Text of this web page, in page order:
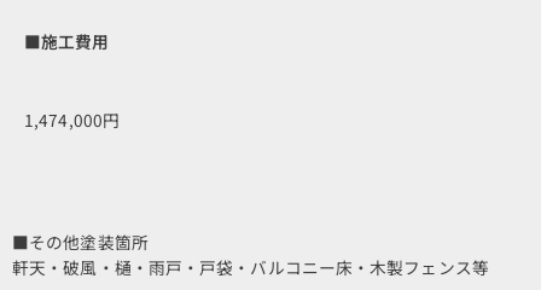
■施工費用
1,474,000円
■その他塗装箇所
軒天・破風・樋・雨戸・戸袋・バルコニー床・木製フェンス等